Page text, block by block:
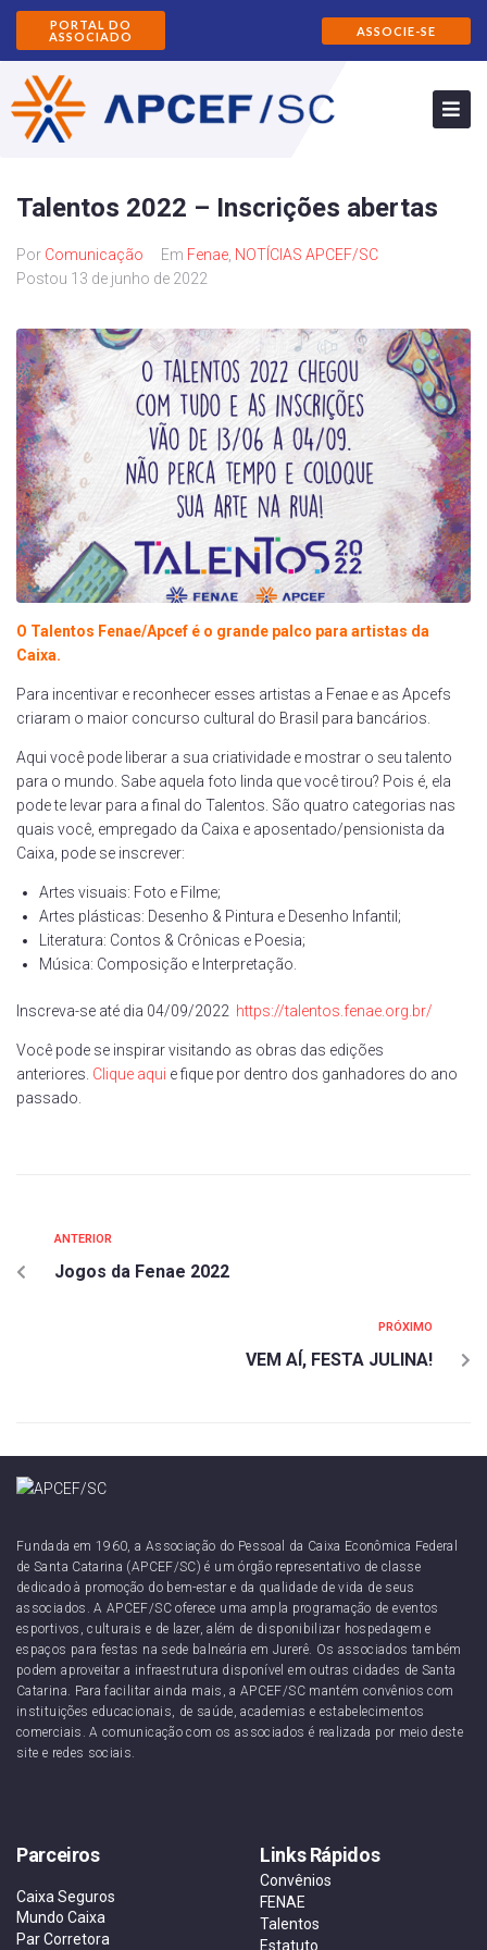
PORTAL DO
ASSOCIADO
ASSOCIE-SE
Talentos 2022 – Inscrições abertas
Por Comunicação Em Fenae NOTÍCIAS APCEF/SC
Postou 13 de junho de 2022
O Talentos Fenae/Apcef é o grande palco para artistas da
Caixa.
Para incentivar e reconhecer esses artistas a Fenae e as Apcefs
criaram o maior concurso cultural do Brasil para bancários.
Aqui você pode liberar a sua criatividade e mostrar o seu talento
para o mundo. Sabe aquela foto linda que você tirou? Pois é, ela
pode te levar para a final do Talentos. São quatro categorias nas
quais você, empregado da Caixa e aposentado/pensionista da
Caixa, pode se inscrever:
Artes visuais: Foto e Filme;
Artes plásticas: Desenho & Pintura e Desenho Infantil;
Literatura: Contos & Crônicas e Poesia;
Música: Composição e Interpretação.
Inscreva-se até dia 04/09/2022 https://talentos.fenae.org.br/
Você pode se inspirar visitando as obras das edições
anteriores. Clique aqui e fique por dentro dos ganhadores do ano
passado.
ANTERIOR
Jogos da Fenae 2022
PRÓXIMO
VEM AÍ, FESTA JULINA!
Fundada em 1960, a Associação do Pessoal da Caixa Econômica Federal
de Santa Catarina (APCEF/SC) é um órgão representativo de classe
dedicado à promoção do bem-estar e da qualidade de vida de seus
associados. A APCEF/SC oferece uma ampla programação de eventos
esportivos, culturais e de lazer, além de disponibilizar hospedagem e
espaços para festas na sede balneária em Jurerê. Os associados também
podem aproveitar a infraestrutura disponível em outras cidades de Santa
Catarina. Para facilitar ainda mais, a APCEF/SC mantém convênios com
instituições educacionais, de saúde, academias e estabelecimentos
comerciais. A comunicação com os associados é realizada por meio deste
site e redes sociais.
Parceiros
Caixa Seguros
Mundo Caixa
Par Corretora
Links Rápidos
Convênios
FENAE
Talentos
Estatuto